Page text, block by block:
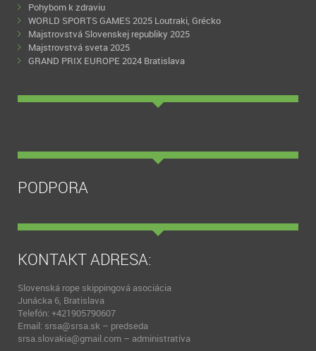
Pohybom k zdraviu
WORLD SPORTS GAMES 2025 Loutraki, Grécko
Majstrovstvá Slovenskej republiky 2025
Majstrovstvá sveta 2025
GRAND PRIX EUROPE 2024 Bratislava
PODPORA
KONTAKT ADRESA:
Slovenská rope skippingová asociácia
Junácka 6, Bratislava
Telefón: +421905790607
Email: srsa@srsa.sk – predseda
srsa.slovakia@gmail.com – administratíva